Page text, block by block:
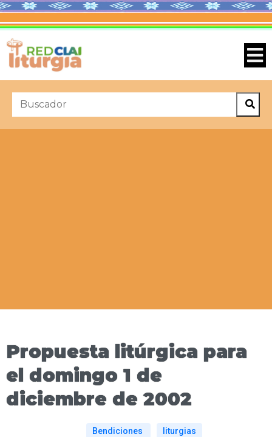
Propuesta litúrgica para
el domingo 1 de
diciembre de 2002
Bendiciones liturgias